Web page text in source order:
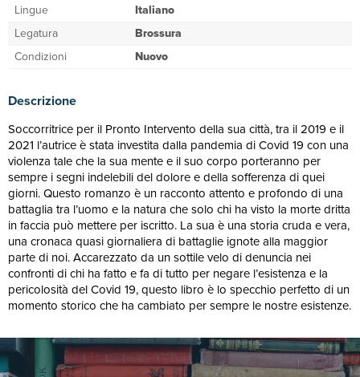
Lingue
Italiano
Legatura
Brossura
Condizioni
Nuovo
Descrizione
Soccorritrice per il Pronto Intervento della sua città, tra il 2019 e il
2021 l’autrice è stata investita dalla pandemia di Covid 19 con una
violenza tale che la sua mente e il suo corpo porteranno per
sempre i segni indelebili del dolore e della sofferenza di quei
giorni. Questo romanzo è un racconto attento e profondo di una
battaglia tra l’uomo e la natura che solo chi ha visto la morte dritta
in faccia può mettere per iscritto. La sua è una storia cruda e vera,
una cronaca quasi giornaliera di battaglie ignote alla maggior
parte di noi. Accarezzato da un sottile velo di denuncia nei
confronti di chi ha fatto e fa di tutto per negare l’esistenza e la
pericolosità del Covid 19, questo libro è lo specchio perfetto di un
momento storico che ha cambiato per sempre le nostre esistenze.